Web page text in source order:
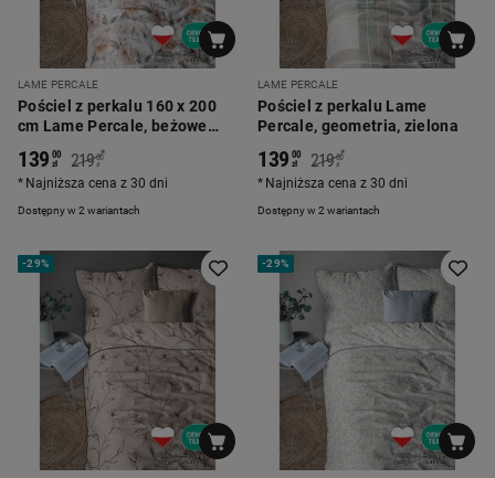
LAME PERCALE
Pościel z perkalu 160 x 200
cm Lame Percale, beżowe
Dostępny w 2 wariantach
139 00
zł 219 00
zł
*
Najniższa cena z 30 dni
LAME PERCALE
Pościel z perkalu Lame
Percale, geometria, zielona
Dostępny w 2 wariantach
139 00
zł 219 00
zł
*
Najniższa cena z 30 dni
-29% -29%